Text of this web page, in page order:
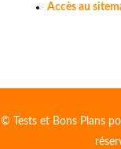
Accès au
© Tests et Bons Plans